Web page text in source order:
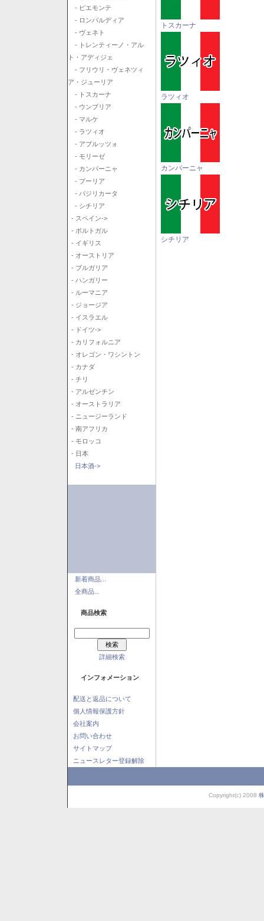
- ピエモンテ
- ロンバルディア
- ヴェネト
- トレンティーノ・アル
ト・アディジェ
- フリウリ・ヴェネツィ
ア・ジューリア
- トスカーナ
- ウンブリア
- マルケ
- ラツィオ
- アブルッツォ
- モリーゼ
- カンパーニャ
- プーリア
- バジリカータ
- シチリア
- スペイン->
- ポルトガル
- イギリス
- オーストリア
- ブルガリア
- ハンガリー
- ルーマニア
- ジョージア
- イスラエル
- ドイツ->
- カリフォルニア
- オレゴン・ワシントン
- カナダ
- チリ
- アルゼンチン
- オーストラリア
- ニュージーランド
- 南アフリカ
- モロッコ
- 日本
日本酒->
新着商品...
全商品...
商品検索
詳細検索
インフォメーション
配送と返品について
個人情報保護方針
会社案内
お問い合わせ
サイトマップ
ニュースレター登録解除
トスカーナ
ラツィオ
カンパーニャ
シチリア
Copyright(c) 2008